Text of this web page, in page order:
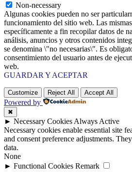
Non-necessary
Algunas cookies pueden no ser
funcionamiento del sitio web. Las
específicamente a fin recopilar datos de
análisis, anuncios y otros contenidos
se denomina \"no necesarias\". Es
consentimiento del usuario antes de
web.
GUARDAR Y ACEPTAR
Customize Reject All Accept All
Powered by
✖
► Necessary Cookies Always Active
Necessary cookies enable essential site
and consent preference adjustments.
data.
None
► Functional Cookies Remark